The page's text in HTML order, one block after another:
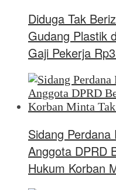
Diduga Tak
Gudang Plastik
Gaji Pekerja
Sidang Perdana
Anggota DPRD
Hukum Korban